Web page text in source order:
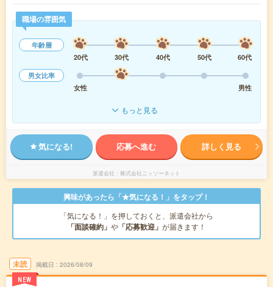
職場の雰囲気
年齢層
20代
30代 40代 50代
60代
男女比率
女性
男性
もっと見る
気になる! 応募へ進む 詳しく見る
派遣会社 株式会社ニッソーネット
興味があったら「★気になる！」をタップ！
「気になる！」を押しておくと、派遣会社から
「面談確約」 や 「応募歓迎」 が届きます！
未読
NEW
掲載日 2026/08/09